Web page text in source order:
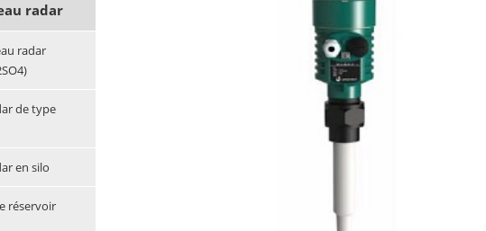
radar
radar
de type
en silo
réservoir